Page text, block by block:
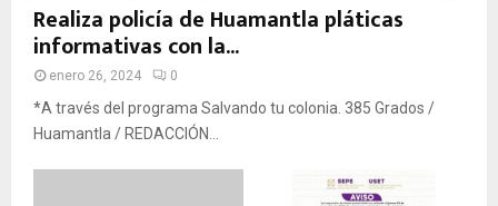
Realiza policía de Huamantla pláticas
informativas con la...
enero 26, 2024 0
*A través del programa Salvando tu colonia. 385 Grados /
Huamantla / REDACCIÓN...